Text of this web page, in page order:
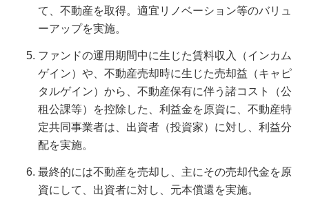
て、不動産を取得。適宜リノベーション等のバリュ
ーアップを実施。
ファンドの運用期間中に生じた賃料収入（インカム
ゲイン）や、不動産売却時に生じた売却益（キャピ
タルゲイン）から、不動産保有に伴う諸コスト（公
租公課等）を控除した、利益金を原資に、不動産特
定共同事業者は、出資者（投資家）に対し、利益分
配を実施。
最終的には不動産を売却し、主にその売却代金を原
資にして、出資者に対し、元本償還を実施。